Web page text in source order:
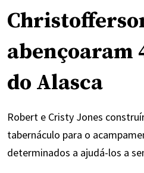
abençoaram
do Alasca
Robert e Cristy Jones
tabernáculo para o
determinados a ajudá-los a